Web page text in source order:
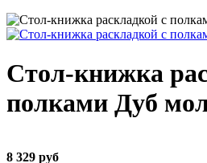
Стол-книжка
полками Дуб
8 329 руб